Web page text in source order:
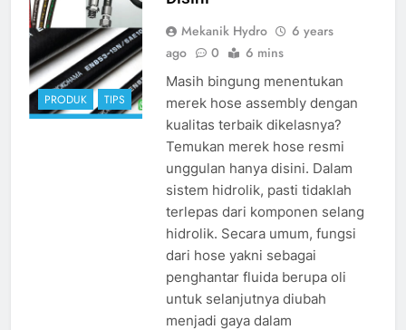
PRODUK TIPS
Mekanik Hydro
6 years
ago
0 6 mins
Masih bingung menentukan
merek hose assembly dengan
kualitas terbaik dikelasnya?
Temukan merek hose resmi
unggulan hanya disini. Dalam
sistem hidrolik, pasti tidaklah
terlepas dari komponen selang
hidrolik. Secara umum, fungsi
dari hose yakni sebagai
penghantar fluida berupa oli
untuk selanjutnya diubah
menjadi gaya dalam